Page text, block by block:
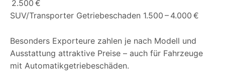
2.500 €
SUV/Transporter Getriebeschaden 1.500 – 4.000 €
Besonders Exporteure zahlen je nach Modell und
Ausstattung attraktive Preise – auch für Fahrzeuge
mit Automatikgetriebeschäden.